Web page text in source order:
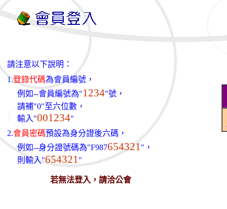
請注意以下說明：
1.登錄代碼為會員編號，
例如--會員編號為"1234"號，
請補"0"至六位數，
輸入"001234"
2.會員密碼預設為身分證後六碼，
例如--身分證號碼為"F987654321"，
則輸入"654321"
若無法登入，請洽公會